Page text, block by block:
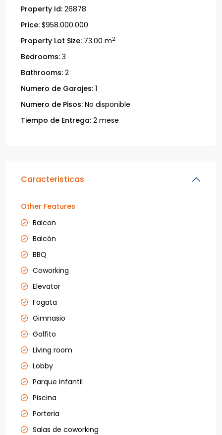
Property Id: 26878
Price: $958.000.000
Property Lot Size: 73.00 m2
Bedrooms: 3
Bathrooms: 2
Numero de Garajes: 1
Numero de Pisos: No disponible
Tiempo de Entrega: 2 mese
Caracteristicas
Other Features
Balcon
Balcón
BBQ
Coworking
Elevator
Fogata
Gimnasio
Golfito
Living room
Lobby
Parque infantil
Piscina
Porteria
Salas de coworking